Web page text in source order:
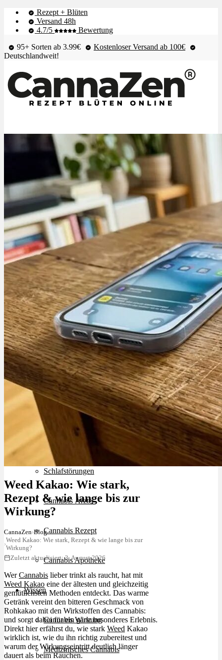
Rezept + Blüten
Versand 48h
4.7/5
Bewertung
95+ Sorten ab 3.99€
Kostenloser Versand ab 100€
Deutschlandweit!
Shop & Live-Bestand
Extrakte
Ablauf
Therapien
Alle Krankheiten
Chronische Schmerzen
ADHS
Angststörungen
Chronische Migräne
Depressionen
Schlafstörungen
Cannabis Ärzte
Cannabis Rezept
Cannabis Apotheke
Wissen
Cannabis Wirkung
Medizinisches Cannabis
Weed Kakao: Wie stark,
Rezept & wie lange bis zur
Wirkung?
CannaZen›Blog
›
Weed Kakao: Wie stark, Rezept & wie lange bis zur
Wirkung?
Zuletzt aktualisiert: 3. August 2026
WerCannabis lieber trinkt als raucht, hat mit
Weed Kakao eine der ältesten und gleichzeitig
gemütlichsten Methoden entdeckt. Das warme
Getränk vereint den bitteren Geschmack von
Rohkakao mit den Wirkstoffen des Cannabis:
und sorgt dabei für ein ganz besonderes Erlebnis.
Direkt hier erfährst du, wie stark Weed Kakao
wirklich ist, wie du ihn richtig zubereitest und
warum der Wirkungseintritt deutlich länger
dauert als beim Rauchen.